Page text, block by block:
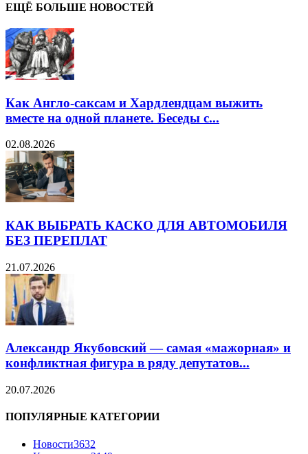
ЕЩЁ БОЛЬШЕ НОВОСТЕЙ
Как Англо-саксам и Хардлендцам выжить
вместе на одной планете. Беседы с...
02.08.2026
КАК ВЫБРАТЬ КАСКО ДЛЯ АВТОМОБИЛЯ
БЕЗ ПЕРЕПЛАТ
21.07.2026
Александр Якубовский — самая «мажорная» и
конфликтная фигура в ряду депутатов...
20.07.2026
ПОПУЛЯРНЫЕ КАТЕГОРИИ
Новости3632